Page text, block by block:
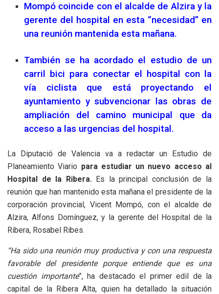
Mompó coincide con el alcalde de Alzira y la
gerente del hospital en esta “necesidad” en
una reunión mantenida esta mañana.
También se ha acordado el estudio de un
carril bici para conectar el hospital con la
vía ciclista que está proyectando el
ayuntamiento y subvencionar las obras de
ampliación del camino municipal que da
acceso a las urgencias del hospital.
La Diputació de Valencia va a redactar un Estudio de
Planeamiento Viario para estudiar un nuevo acceso al
Hospital de la Ribera.Es la principal conclusión de la
reunión que han mantenido esta mañana el presidente de la
corporación provincial, Vicent Mompó, con el alcalde de
Alzira, Alfons Domínguez, y la gerente del Hospital de la
Ribera, Rosabel Ribes.
“Ha sido una reunión muy productiva y con una respuesta
favorable del presidente porque entiende que es una
cuestión importante”, ha destacado el primer edil de la
capital de la Ribera Alta, quien ha detallado la situación